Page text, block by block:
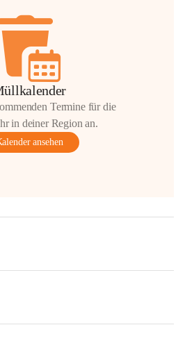
Termine für die
in deiner Region an.
ansehen